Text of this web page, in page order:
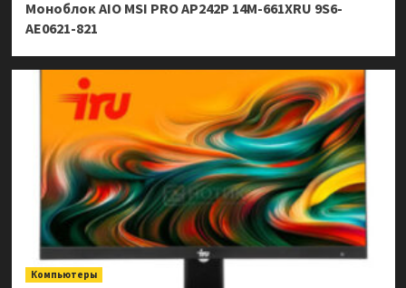
Моноблок AIO MSI PRO AP242P 14M-661XRU 9S6-
AE0621-821
Компьютеры